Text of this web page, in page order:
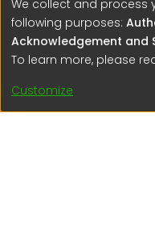
Calle Calatrava N° 216 ,
Lima - Lima - Perú
regen@igp.gob.pe
(51) 54 369212
Interesting links
We collect and process
following purposes:
Acknowledgement and
To learn more, please
Customize